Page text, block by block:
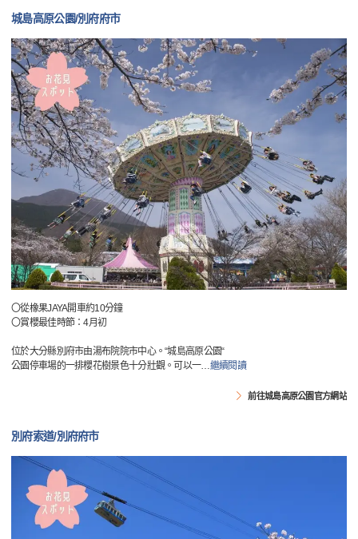
城島高原公園/別府府市
〇從橡果JAYA開車約10分鐘
〇賞櫻最佳時節：4月初
位於大分縣別府市由湯布院院市中心。“城島高原公園“
公園停車場的一排櫻花樹景色十分壯觀。可以一…繼續閱讀
前往城島高原公園官方網站
別府索道/別府府市